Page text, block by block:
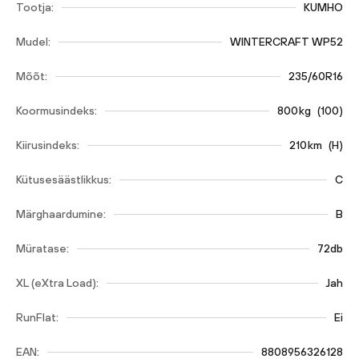
Tootja: KUMHO
Mudel: WINTERCRAFT WP52
Mõõt: 235/60R16
Koormusindeks: 800kg (100)
Kiirusindeks: 210km (H)
Kütusesäästlikkus: C
Märghaardumine: B
Müratase: 72db
XL (eXtra Load): Jah
RunFlat: Ei
EAN: 8808956326128